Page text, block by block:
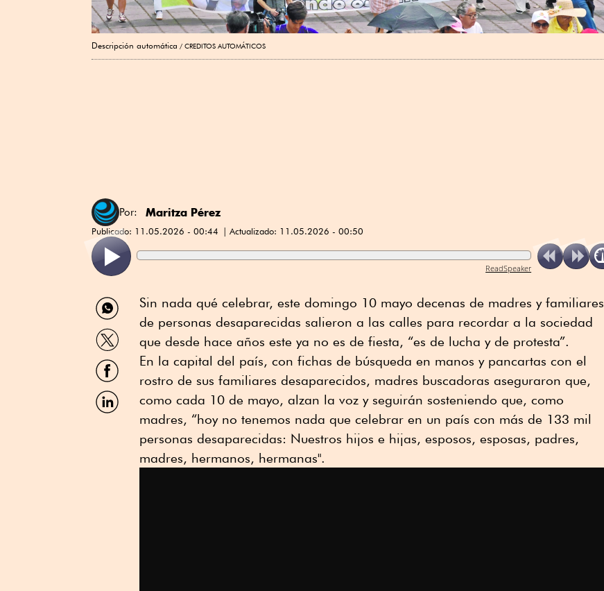
Descripción automática CREDITOS AUTOMÁTICOS
Por: Maritza Pérez
Publicado: 11.05.2026 - 00:44 Actualizado: 11.05.2026 - 00:50
ReadSpeaker
Compartir
por
WhatsApp
Compartir
por
Twitter
Compartir
por
Facebook
Compartir
por
Sin nada qué celebrar, este domingo 10 mayo decenas de madres y familiares
de personas desaparecidas salieron a las calles para recordar a la sociedad
que desde hace años este ya no es de fiesta, “es de lucha y de protesta”.
En la capital del país, con fichas de búsqueda en manos y pancartas con el
rostro de sus familiares desaparecidos, madres buscadoras aseguraron que,
como cada 10 de mayo, alzan la voz y seguirán sosteniendo que, como
madres, “hoy no tenemos nada que celebrar en un país con más de 133 mil
personas desaparecidas: Nuestros hijos e hijas, esposos, esposas, padres,
madres, hermanos, hermanas".